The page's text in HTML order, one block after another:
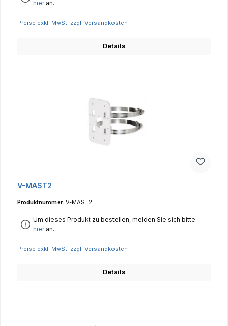
hieran.
Preise exkl. MwSt. zzgl. Versandkosten
Details
V-MAST2
Produktnummer: V-MAST2
Um dieses Produkt zu bestellen, melden Sie sich bitte
hieran.
Preise exkl. MwSt. zzgl. Versandkosten
Details